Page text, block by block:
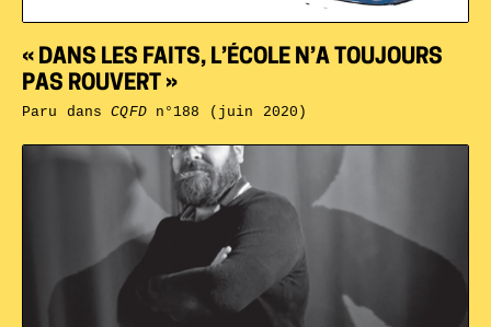
« DANS LES FAITS, L’ÉCOLE N’A TOUJOURS
PAS ROUVERT »
Paru dansCQFDn°188 (juin 2020)